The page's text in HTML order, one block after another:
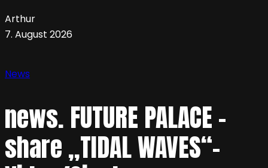
Arthur
7. August 2026
News
news. FUTURE PALACE –
share „TIDAL WAVES“-